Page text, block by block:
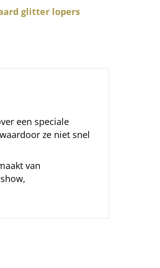
glitter lopers
een speciale
ze niet snel
van